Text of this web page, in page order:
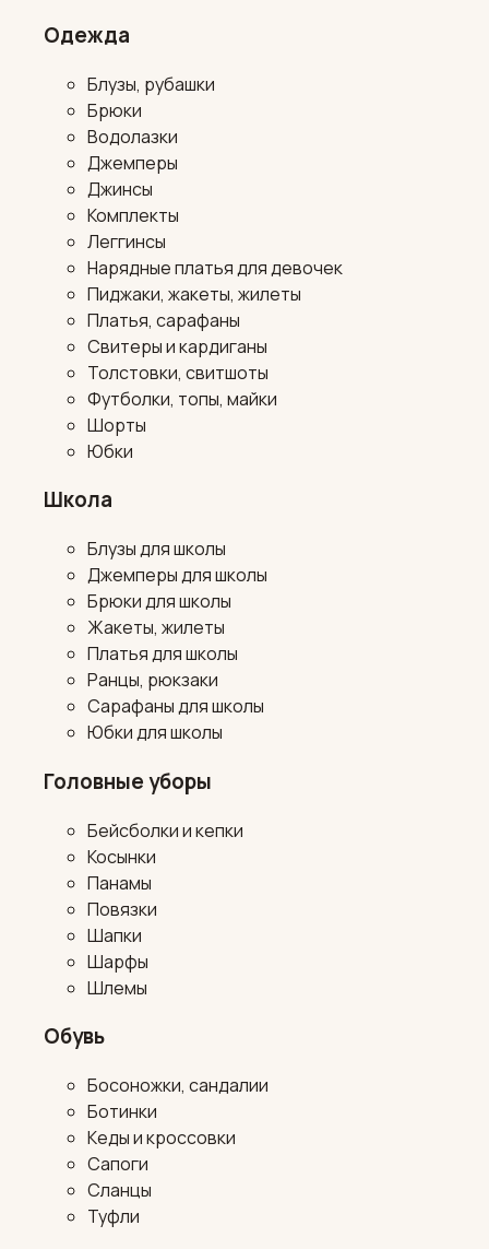
Одежда
Блузы, рубашки
Брюки
Водолазки
Джемперы
Джинсы
Комплекты
Леггинсы
Нарядные платья для девочек
Пиджаки, жакеты, жилеты
Платья, сарафаны
Свитеры и кардиганы
Толстовки, свитшоты
Футболки, топы, майки
Шорты
Юбки
Школа
Блузы для школы
Джемперы для школы
Брюки для школы
Жакеты, жилеты
Платья для школы
Ранцы, рюкзаки
Сарафаны для школы
Юбки для школы
Головные уборы
Бейсболки и кепки
Косынки
Панамы
Повязки
Шапки
Шарфы
Шлемы
Обувь
Босоножки, сандалии
Ботинки
Кеды и кроссовки
Сапоги
Сланцы
Туфли